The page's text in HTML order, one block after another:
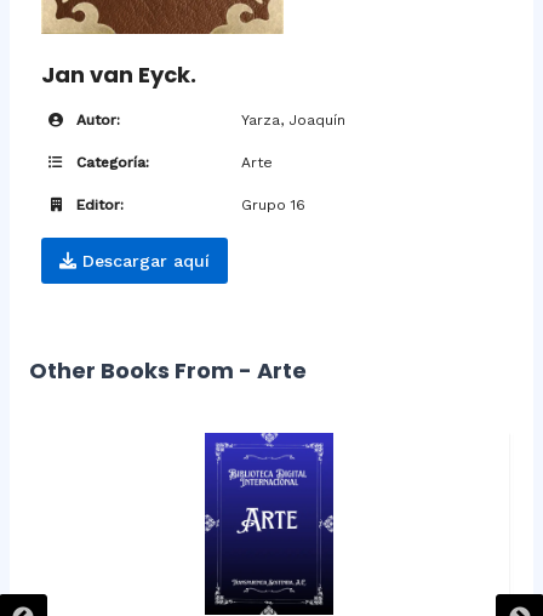
Jan van Eyck.
Autor: Yarza, Joaquín
Categoría: Arte
Editor: Grupo 16
Descargar aquí
Other Books From - Arte